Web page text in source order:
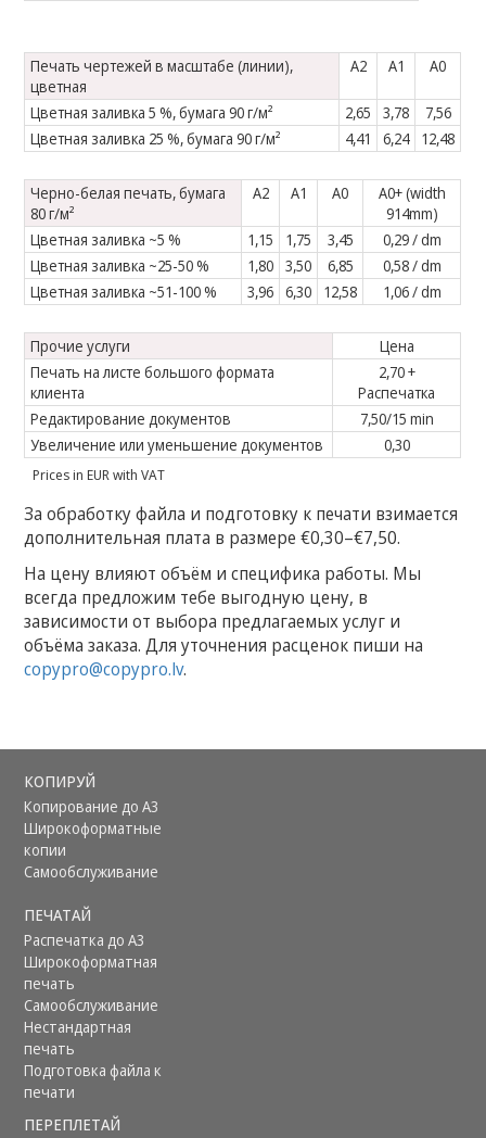
Печать чертежей в масштабе (линии),
цветная
A2 A1 A0
Цветная заливка 5 %, бумага 90 г/м² 2,65 3,78
7,56
Цветная заливка 25 %, бумага 90 г/м²
4,41 6,24 12,48
Черно-белая печать, бумага
80 г/м²
A2 A1 A0
A0+ (width
914mm)
Цветная заливка ~5 %
1,15 1,75 3,45
0,29 / dm
Цветная заливка ~25-50 %
1,80 3,50 6,85
0,58 / dm
Цветная заливка ~51-100 %
3,96 6,30 12,58 1,06 / dm
Прочие услуги
Цена
Печать на листе большого формата
клиента
2,70 +
Распечатка
Редактирование документов
7,50/15 min
Увеличение или уменьшение документов
0,30
Prices in EUR with VAT
За обработку файла и подготовку к печати взимается
дополнительная плата в размере €0,30–€7,50.
На цену влияют объём и специфика работы. Мы
всегда предложим тебе выгодную цену, в
зависимости от выбора предлагаемых услуг и
объёма заказа. Для уточнения расценок пиши на
copypro@copypro.lv.
КОПИРУЙ
Копирование до А3
Широкоформатные
копии
Самообслуживание
ПЕЧАТАЙ
Распечатка до А3
Ширoкoформатная
печать
Самообслуживание
Нестандартная
печать
Подготовка файла к
печати
ПЕРЕПЛЕТАЙ